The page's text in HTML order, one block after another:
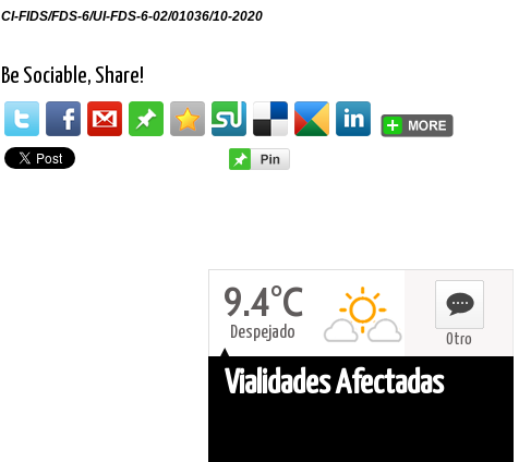
CI-FIDS/FDS-6/UI-FDS-6-02/01036/10-2020
Be Sociable, Share!
9.4°C
Despejado Otro
Vialidades Afectadas